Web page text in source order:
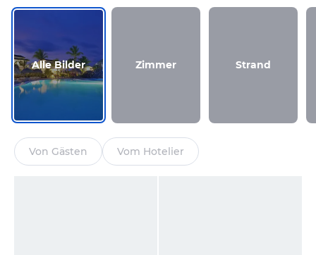
Alle Bilder Zimmer Strand
Von Gästen Vom Hotelier